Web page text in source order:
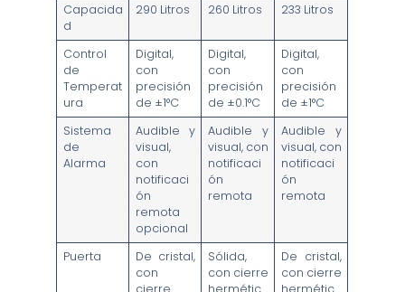
Capacida
d
290 Litros 260 Litros 233 Litros
Control
de
Temperat
ura
Digital,
con
precisión
de ±1°C
Digital,
con
precisión
de ±0.1°C
Digital,
con
precisión
de ±1°C
Sistema
de
Alarma
Audible y
visual,
con
notificaci
ón
remota
opcional
Audible y
visual, con
notificaci
ón
remota
Audible y
visual, con
notificaci
ón
remota
Puerta
De cristal,
con
cierre
Sólida,
con cierre
hermétic
De cristal,
con cierre
hermétic